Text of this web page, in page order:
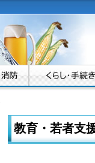
教育・若者支